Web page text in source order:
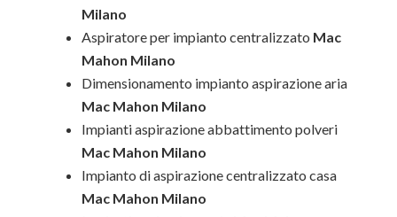
Milano
Aspiratore per impianto centralizzato Mac
Mahon Milano
Dimensionamento impianto aspirazione aria
Mac Mahon Milano
Impianti aspirazione abbattimento polveri
Mac Mahon Milano
Impianto di aspirazione centralizzato casa
Mac Mahon Milano